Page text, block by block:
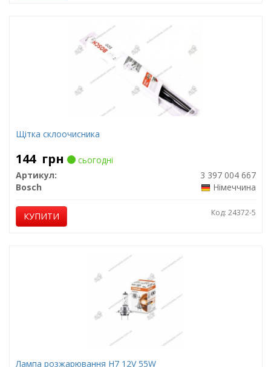
Щітка склоочисника
144 грн
сьогодні
Артикул:
3 397 004 667
Bosch
Німеччина
КУПИТИ Код: 24372-5
Лампа розжарювання H7 12V 55W